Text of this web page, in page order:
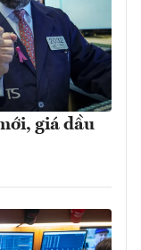
giá dầu